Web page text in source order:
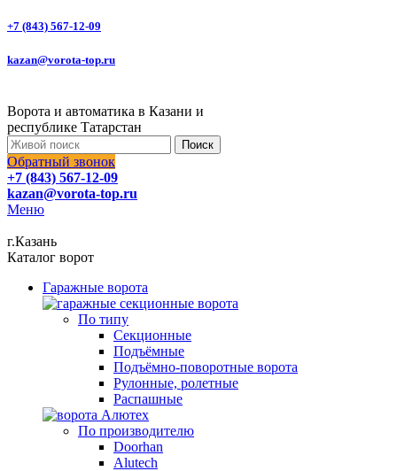
+7 (843) 567-12-09
kazan@vorota-top.ru
Ворота и автоматика в Казани и
республике Татарстан
Поиск
Обратный звонок
+7 (843) 567-12-09
kazan@vorota-top.ru
Меню
г.Казань
Каталог ворот
Гаражные ворота
По типу
Секционные
Подъёмные
Подъёмно-поворотные ворота
Рулонные, ролетные
Распашные
По производителю
Doorhan
Alutech